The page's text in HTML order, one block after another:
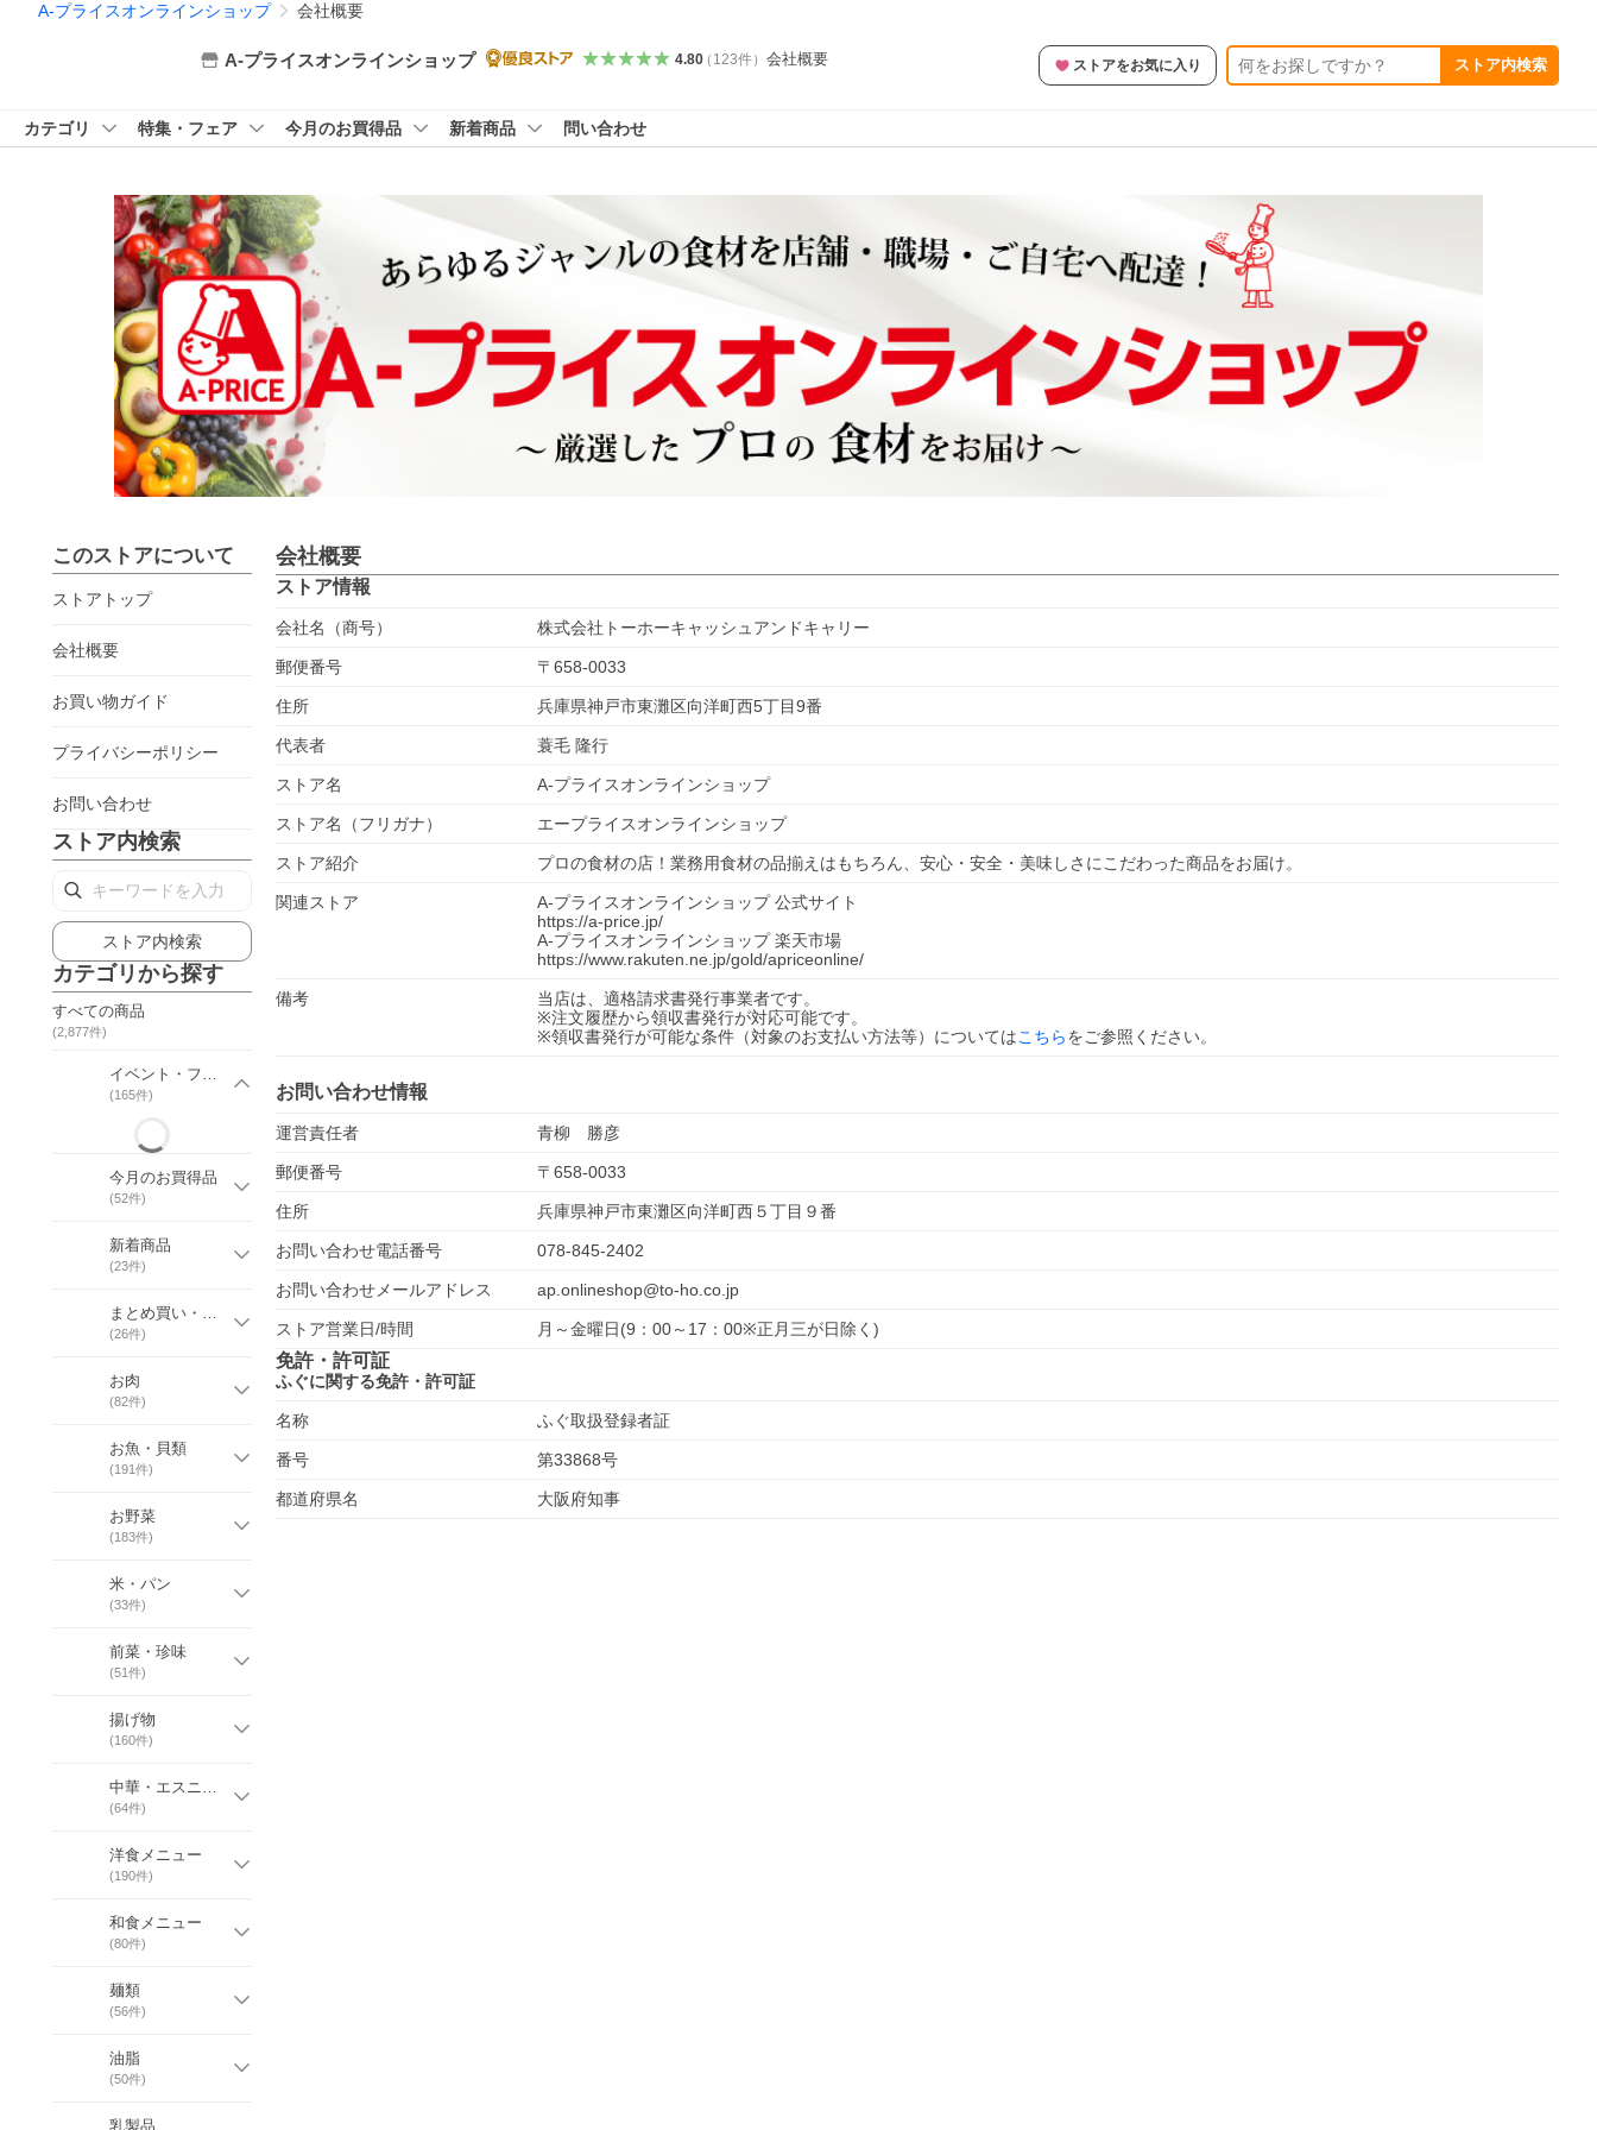
A-プライスオンラインショップ 会社概要
A-プライスオンラインショップ 4.80（ 123件） 会社概要 ストアをお気に入り ストア内検索
カテゴリ 特集・フェア 今月のお買得品 新着商品 問い合わせ
このストアについて
ストアトップ
会社概要
お買い物ガイド
プライバシーポリシー
お問い合わせ
ストア内検索
ストア内検索
カテゴリから探す
すべての商品
(2,877件)
イベント・フェア・特集ページ
(165件)
今月のお買得品
(52件)
新着商品
(23件)
まとめ買い・セット商品
(26件)
お肉
(82件)
お魚・貝類
(191件)
お野菜
(183件)
米・パン
(33件)
前菜・珍味
(51件)
揚げ物
(160件)
中華・エスニックメニュー
(64件)
洋食メニュー
(190件)
和食メニュー
(80件)
麺類
(56件)
油脂
(50件)
乳製品
会社概要
ストア情報
会社名（商号） 株式会社トーホーキャッシュアンドキャリー
郵便番号 〒 658-0033
住所 兵庫県神戸市東灘区向洋町西5丁目9番
代表者 蓑毛 隆行
ストア名 A-プライスオンラインショップ
ストア名（フリガナ） エープライスオンラインショップ
ストア紹介 プロの食材の店！業務用食材の品揃えはもちろん、安心・安全・美味しさにこだわった商品をお届け。
関連ストア
A-プライスオンラインショップ 公式サイト
https://a-price.jp/
A-プライスオンラインショップ 楽天市場
https://www.rakuten.ne.jp/gold/apriceonline/
備考
当店は、適格請求書発行事業者です。
※注文履歴から領収書発行が対応可能です。
※領収書発行が可能な条件（対象のお支払い方法等）についてはこちらをご参照ください。
お問い合わせ情報
運営責任者 青柳　勝彦
郵便番号 〒 658-0033
住所 兵庫県神戸市東灘区向洋町西５丁目９番
お問い合わせ電話番号 078-845-2402
お問い合わせメールアドレス ap.onlineshop@to-ho.co.jp
ストア営業日/時間 月～金曜日(9：00～17：00※正月三が日除く)
免許・許可証
ふぐに関する免許・許可証
名称 ふぐ取扱登録者証
番号 第33868号
都道府県名 大阪府知事